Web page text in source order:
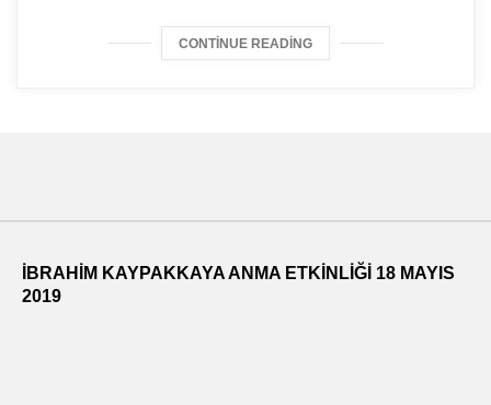
CONTINUE READING
İBRAHİM KAYPAKKAYA ANMA ETKİNLİĞİ 18 MAYIS
2019